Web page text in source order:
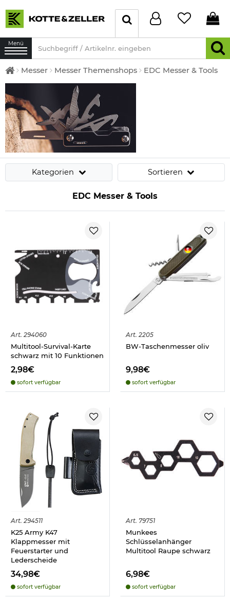
Menü
Messer Messer Themenshops EDC Messer & Tools
Kategorien Sortieren
EDC Messer & Tools
Art. 294060
Multitool-Survival-Karte
schwarz mit 10 Funktionen
2,98€
sofort verfügbar
Art. 2205
BW-Taschenmesser oliv
9,98€
sofort verfügbar
Art. 294511
K25 Army K47
Klappmesser mit
Feuerstarter und
Lederscheide
34,98€
sofort verfügbar
Art. 79751
Munkees
Schlüsselanhänger
Multitool Raupe schwarz
6,98€
sofort verfügbar